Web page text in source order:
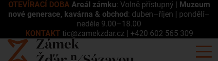
OTEVÍRACÍ DOBA Areál zámku: Volně přístupný | Muzeum
nové generace, kavárna & obchod: duben–říjen | pondělí–
neděle 9.00–18.00
KONTAKT tic@zamekzdar.cz | +420 602 565 309